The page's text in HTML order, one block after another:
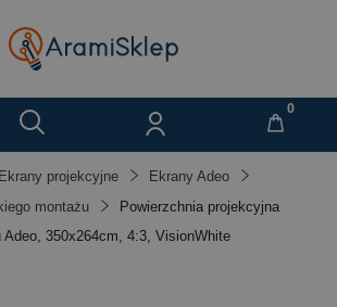
Ekrany projekcyjne
Ekrany Adeo
montażu
Powierzchnia projekcyjna
350x264cm, 4:3, VisionWhite